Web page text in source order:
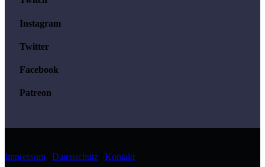
Instagram
Twitter
Facebook
Patreon
Impressum Datenschutz Kontakt